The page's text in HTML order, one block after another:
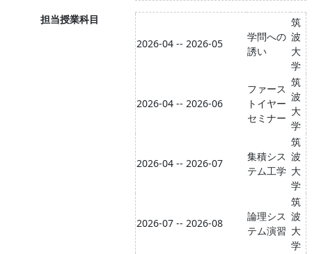
担当授業科目
2026-04 -- 2026-05
学問への
誘い
筑
波
大
学
2026-04 -- 2026-06
ファース
トイヤー
セミナー
筑
波
大
学
2026-04 -- 2026-07
集積シス
テム工学
筑
波
大
学
2026-07 -- 2026-08
論理シス
テム演習
筑
波
大
学